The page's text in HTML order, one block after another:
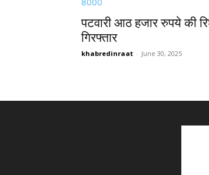
पटवारी आठ हजार रुपये की
गिरफ्तार
khabredinraat - June 30, 2025